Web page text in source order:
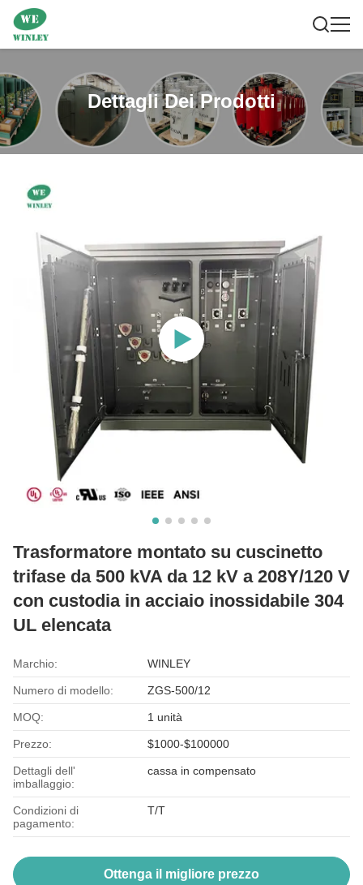
Dettagli Dei Prodotti
Trasformatore montato su cuscinetto
trifase da 500 kVA da 12 kV a 208Y/120 V
con custodia in acciaio inossidabile 304
UL elencata
Marchio: WINLEY
Numero di modello: ZGS-500/12
MOQ: 1 unità
Prezzo: $1000-$100000
Dettagli dell'
imballaggio:
cassa in compensato
Condizioni di
pagamento:
T/T
Ottenga il migliore prezzo